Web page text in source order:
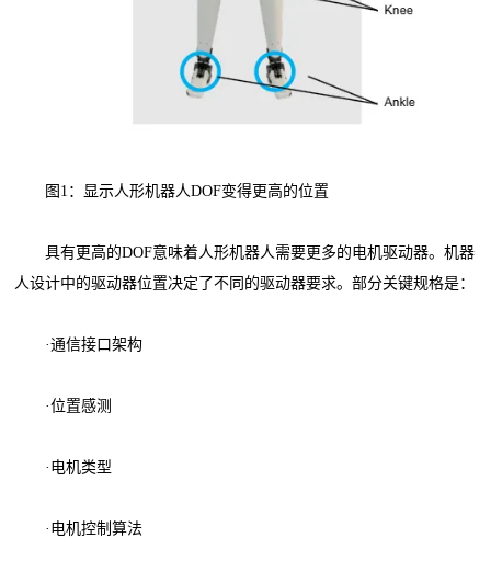
图1：显示人形机器人DOF变得更高的位置
具有更高的DOF意味着人形机器人需要更多的电机驱动器。机器
人设计中的驱动器位置决定了不同的驱动器要求。部分关键规格是：
·通信接口架构
·位置感测
·电机类型
·电机控制算法